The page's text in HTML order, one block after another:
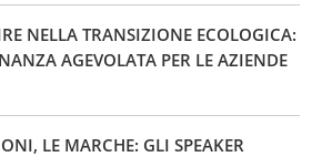
NELLA TRANSIZIONE ECOLOGICA:
AGEVOLATA PER LE AZIENDE
LE MARCHE: GLI SPEAKER